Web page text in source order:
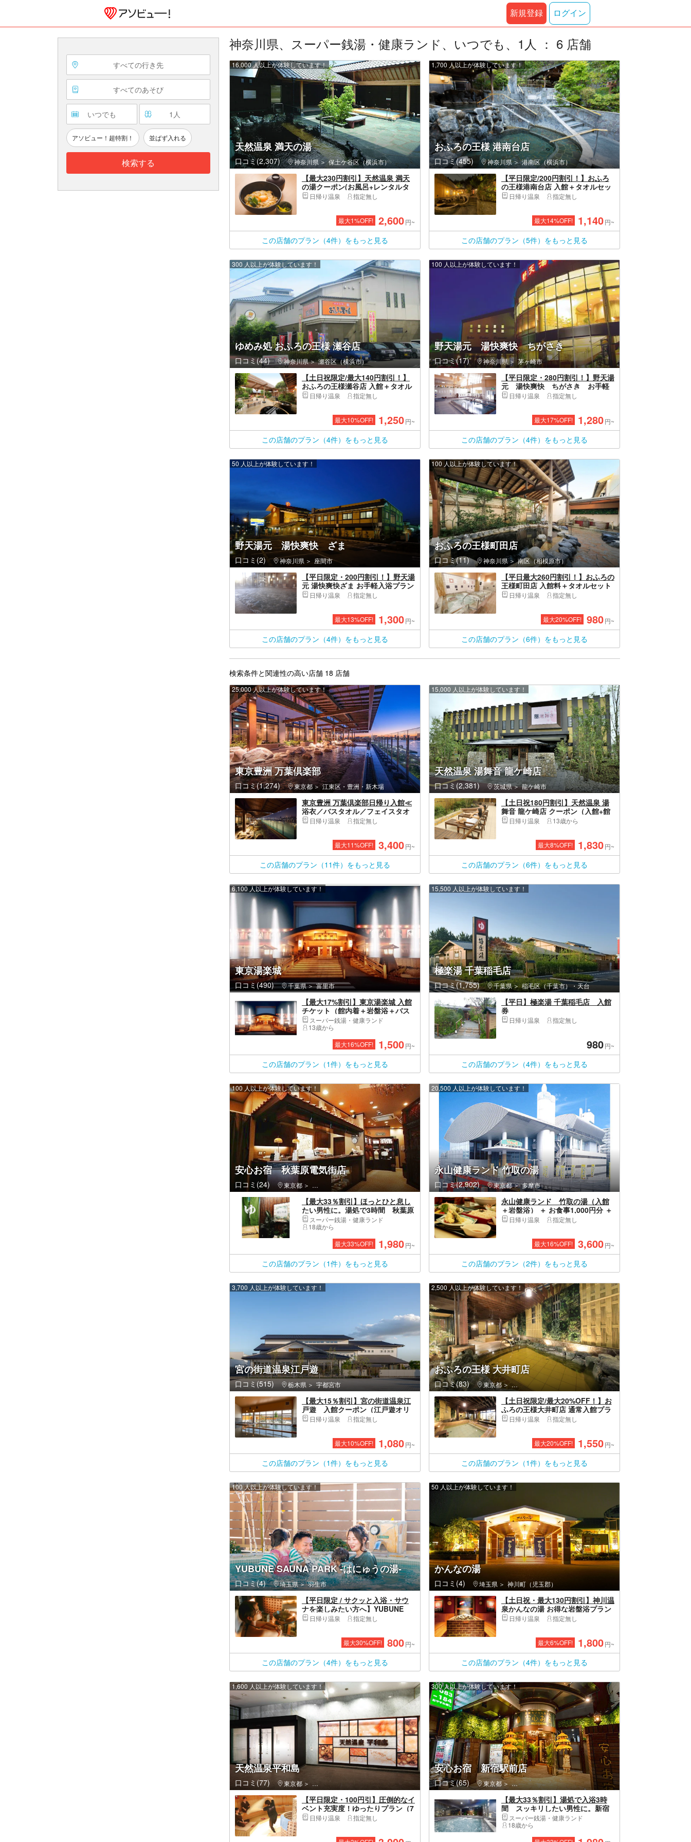
新規登録 ログイン
すべての行き先
すべてのあそび
いつでも 1 人
アソビュー！超特割！ 並ばず入れる
検索する
神奈川県、スーパー銭湯・健康ランド、いつでも、1人 ： 6 店舗
天然温泉 満天の湯
口コミ(2,307) 神奈川県 保土ケ谷区（横浜市）
16,000 人以上が体験しています！
【最大230円割引】天然温泉 満天
の湯クーポン(お風呂+レンタルタ
オルセット+お食事＆ミニドリン
日帰り温泉 指定無し
最大1%OFF! 2,600円~
この店舗のプラン（4件）をもっと見る
おふろの王様 港南台店
口コミ(455) 神奈川県 港南区（横浜市）
1,700 人以上が体験しています！
【平日限定/200円割引！】おふろ
の王様港南台店 入館＋タオルセッ
ト付プラン
日帰り温泉 指定無し
最大14%OFF! 1,140円~
この店舗のプラン（5件）をもっと見る
ゆめみ処 おふろの王様 瀬谷店
口コミ(44) 神奈川県 瀬谷区（横浜市）
300 人以上が体験しています！
【土日祝限定/最大140円割引！】
おふろの王様瀬谷店 入館＋タオル
セット付プラン
日帰り温泉 指定無し
最大10%OFF! 1,250円~
この店舗のプラン（4件）をもっと見る
野天湯元 湯快爽快 ちがさき
口コミ(17) 神奈川県 茅ヶ崎市
100 人以上が体験しています！
【平日限定・280円割引！】野天湯
元 湯快爽快 ちがさき お手軽
入浴プラン（入館＋タオル＋ドリ
日帰り温泉 指定無し
最大17%OFF! 1,280円~
この店舗のプラン（4件）をもっと見る
野天湯元 湯快爽快 ざま
口コミ(2) 神奈川県 座間市
50 人以上が体験しています！
【平日限定・200円割引！】野天湯
元 湯快爽快ざま お手軽入浴プラン
（入館＋館内着＋タオルセット）
日帰り温泉 指定無し
最大13%OFF! 1,300円~
この店舗のプラン（4件）をもっと見る
おふろの王様町田店
口コミ(11) 神奈川県 南区（相模原市）
100 人以上が体験しています！
【平日最大260円割引！】おふろの
王様町田店 入館料＋タオルセット
※タオルセットは大人のみ
日帰り温泉 指定無し
最大20%OFF! 980円~
この店舗のプラン（6件）をもっと見る
検索条件と関連性の高い店舗 18 店舗
東京豊洲 万葉倶楽部
口コミ(1,274) 東京都 江東区・豊洲・新木場
25,000 人以上が体験しています！
東京豊洲 万葉倶楽部日帰り入館≪
浴衣／バスタオル／フェイスタオ
ル込み＊手ぶらでOK≫
日帰り温泉 指定無し
最大11%OFF! 3,400円~
この店舗のプラン（11件）をもっと見る
天然温泉 湯舞音 龍ケ崎店
口コミ(2,381) 茨城県 龍ケ崎市
15,000 人以上が体験しています！
【土日祝180円割引】天然温泉 湯
舞音 龍ケ崎店 クーポン（入館+館
内着+レンタルタオル）
日帰り温泉 13歳から
最大8%OFF! 1,830円~
この店舗のプラン（6件）をもっと見る
東京湯楽城
口コミ(490) 千葉県 富里市
6,100 人以上が体験しています！
【最大17%割引】東京湯楽城 入館
チケット（館内着＋岩盤浴＋バス
タオル＋フェイスタオル付）
スーパー銭湯・健康ランド
13歳から
最大16%OFF! 1,500円~
この店舗のプラン（1件）をもっと見る
極楽湯 千葉稲毛店
口コミ(1,755) 千葉県 稲毛区（千葉市）・天台
15,500 人以上が体験しています！
【平日】極楽湯 千葉稲毛店 入館
券
日帰り温泉 指定無し
980円~
この店舗のプラン（4件）をもっと見る
安心お宿 秋葉原電気街店
口コミ(24) 東京都 千代田区・有楽町・日比谷・秋葉原・お茶の水・神田
100 人以上が体験しています！
【最大33％割引】ほっとひと息し
たい男性に。湯処で3時間 秋葉原
のオールインクルーシブカプセル
ホテル
スーパー銭湯・健康ランド
18歳から
最大33%OFF! 1,980円~
この店舗のプラン（1件）をもっと見る
永山健康ランド 竹取の湯
口コミ(2,902) 東京都 多摩市
20,500 人以上が体験しています！
永山健康ランド 竹取の湯（入館
＋岩盤浴） ＋ お食事1,000円分 ＋
ソフトドリンク無料
日帰り温泉 指定無し
最大16%OFF! 3,600円~
この店舗のプラン（2件）をもっと見る
宮の街道温泉江戸遊
口コミ(515) 栃木県 宇都宮市
3,700 人以上が体験しています！
【最大15％割引】宮の街道温泉江
戸遊 入館クーポン（江戸遊オリ
ジナルタオル＋レンタルバスタオ
日帰り温泉 指定無し
最大10%OFF! 1,080円~
この店舗のプラン（1件）をもっと見る
おふろの王様 大井町店
口コミ(83) 東京都 品川区・天王洲アイル・大井町
2,500 人以上が体験しています！
【土日祝限定/最大20%OFF！】お
ふろの王様大井町店 通常入館プラ
ン 日帰り温泉 指定無し
最大20%OFF! 1,550円~
この店舗のプラン（1件）をもっと見る
YUBUNE SAUNA PARK -はにゅうの湯-
口コミ(4) 埼玉県 羽生市
100 人以上が体験しています！
【平日限定 / サクッと入浴・サウ
ナを楽しみたい方へ】YUBUNE
SAUNA PARK ご入浴+タオルセッ
日帰り温泉 指定無し
最大30%OFF! 800円~
この店舗のプラン（4件）をもっと見る
かんなの湯
口コミ(4) 埼玉県 神川町（児玉郡）
50 人以上が体験しています！
【土日祝・最大130円割引】神川温
泉かんなの湯 お得な岩盤浴プラン
（入浴＋岩盤浴＋タオルセット）
日帰り温泉 指定無し
最大6%OFF! 1,800円~
この店舗のプラン（4件）をもっと見る
天然温泉平和島
口コミ(77) 東京都 大田区・羽田空港・平和島・蒲田
1,600 人以上が体験しています！
【平日限定・100円引】圧倒的なイ
ベント充実度！ゆったりプラン（7
時間）＋岩盤浴セット
日帰り温泉 指定無し
安心お宿 新宿駅前店
口コミ(65) 東京都 新宿区・新宿・高田馬場・新大久保
300 人以上が体験しています！
【最大33％割引】湯処で入浴3時
間 スッキリしたい男性に。新宿
のオールインクルーシブカプセル
ホテル
スーパー銭湯・健康ランド
18歳から